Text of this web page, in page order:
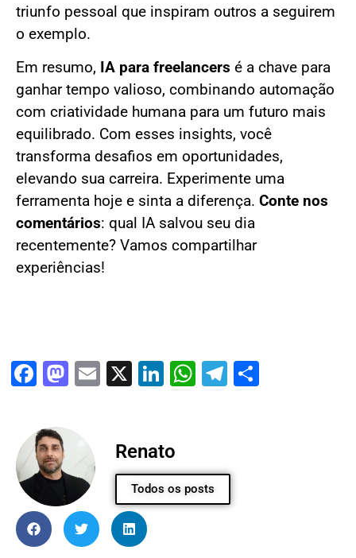
triunfo pessoal que inspiram outros a seguirem
o exemplo.
Em resumo, IA para freelancers é a chave para
ganhar tempo valioso, combinando automação
com criatividade humana para um futuro mais
equilibrado. Com esses insights, você
transforma desafios em oportunidades,
elevando sua carreira. Experimente uma
ferramenta hoje e sinta a diferença. Conte nos
comentários: qual IA salvou seu dia
recentemente? Vamos compartilhar
experiências!
Facebook
Mastodon
Email
X LinkedIn
WhatsApp
Telegram
Renato
Todos os posts